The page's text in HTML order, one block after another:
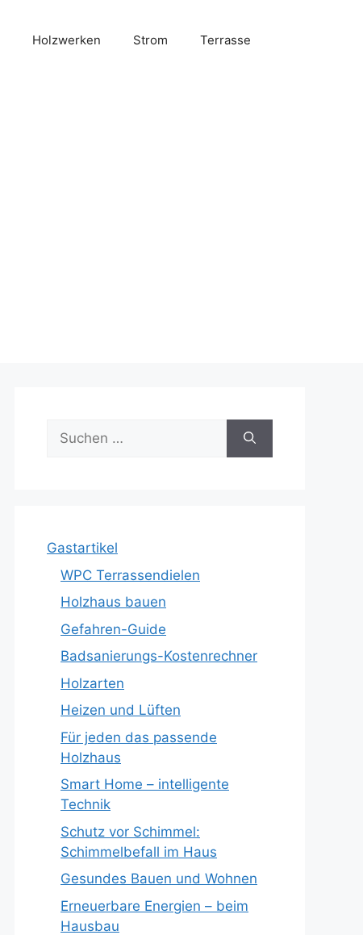
Holzwerken Strom Terrasse
Suche
nach:
Gastartikel
WPC Terrassendielen
Holzhaus bauen
Gefahren-Guide
Badsanierungs-Kostenrechner
Holzarten
Heizen und Lüften
Für jeden das passende
Holzhaus
Smart Home – intelligente
Technik
Schutz vor Schimmel:
Schimmelbefall im Haus
Gesundes Bauen und Wohnen
Erneuerbare Energien – beim
Hausbau